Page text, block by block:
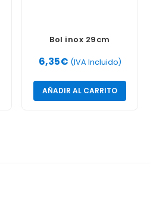
Bol inox 29cm
6,35€ (IVA Incluido)
AÑADIR AL CARRITO